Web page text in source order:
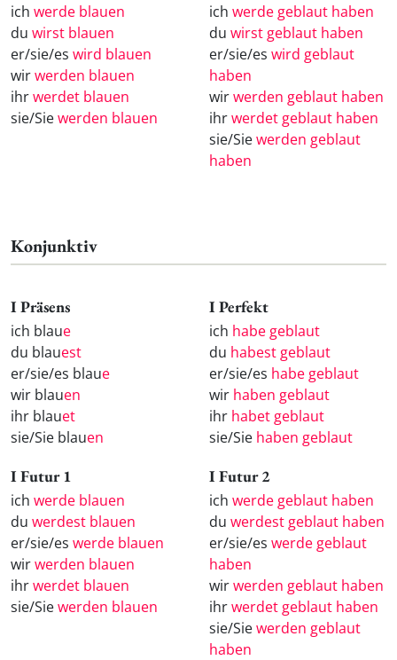
ich werde blauen
du wirst blauen
er/sie/es wird blauen
wirwerden blauen
ihrwerdet blauen
sie/Siewerden blauen
ich werde geblaut haben
du wirst geblaut haben
er/sie/es wird geblaut
haben
wirwerden geblaut haben
ihrwerdet geblaut haben
sie/Siewerden geblaut
haben
Konjunktiv
I Präsens
ich blaue
du blauest
er/sie/es blaue
wir blauen
ihr blauet
sie/Sie blauen
I Perfekt
ich habe geblaut
du habest geblaut
er/sie/es habe geblaut
wir haben geblaut
ihr habet geblaut
sie/Sie haben geblaut
I Futur 1
ich werde blauen
du werdest blauen
er/sie/es werde blauen
wirwerden blauen
ihrwerdet blauen
sie/Siewerden blauen
I Futur 2
ich werde geblaut haben
du werdest geblaut haben
er/sie/es werde geblaut
haben
wirwerden geblaut haben
ihrwerdet geblaut haben
sie/Siewerden geblaut
haben